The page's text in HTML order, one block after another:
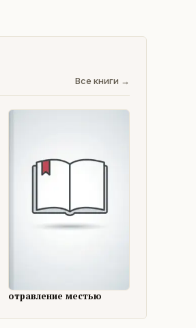
Все книги →
отравление местью